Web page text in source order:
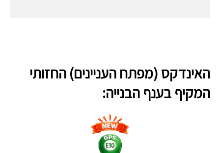
האינדקס (מפתח העניינים) החזותי
המקיף בענף הבנייה: